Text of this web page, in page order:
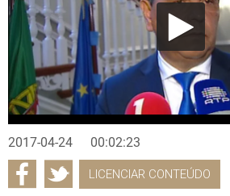
2017-04-24 00:02:23
LICENCIAR CONTEÚDO